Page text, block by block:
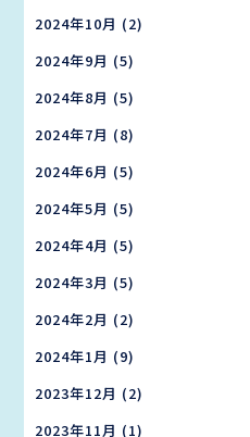
2024年10月 (2)
2024年9月 (5)
2024年8月 (5)
2024年7月 (8)
2024年6月 (5)
2024年5月 (5)
2024年4月 (5)
2024年3月 (5)
2024年2月 (2)
2024年1月 (9)
2023年12月 (2)
2023年11月 (1)